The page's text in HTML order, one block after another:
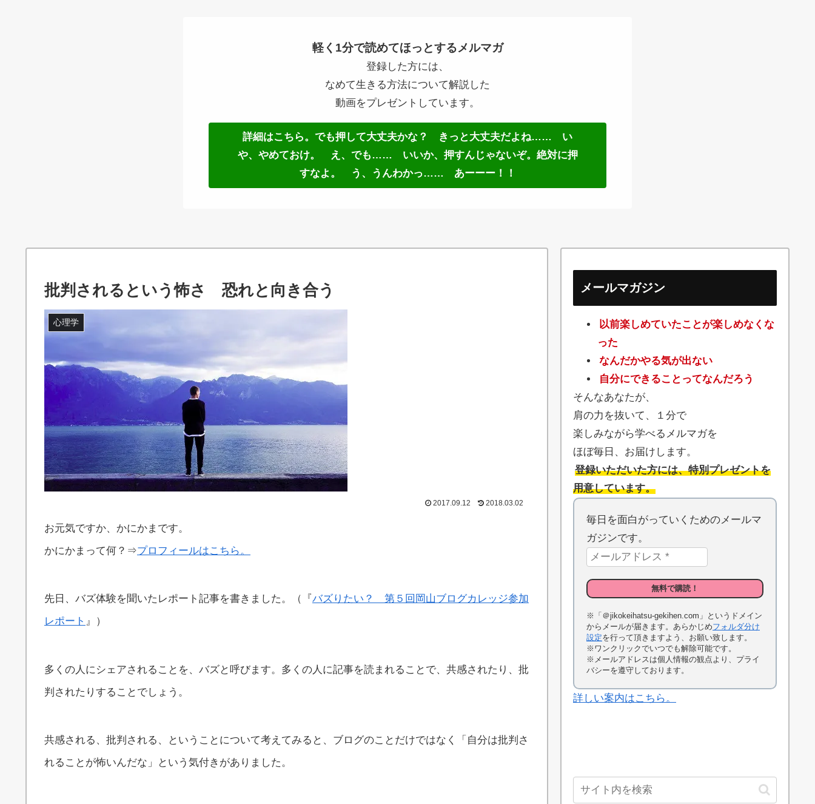
軽く1分で読めてほっとするメルマガ
登録した方には、
なめて生きる方法について解説した
動画をプレゼントしています。
詳細はこちら。でも押して大丈夫かな？ きっと大丈夫だよね…… い
や、やめておけ。 え、でも…… いいか、押すんじゃないぞ。絶対に押
すなよ。 う、うんわかっ…… あーーー！！
批判されるという怖さ 恐れと向き合う
心理学
2017.09.12 2018.03.02
お元気ですか、かにかまです。
かにかまって何？⇒プロフィールはこちら。
先日、バズ体験を聞いたレポート記事を書きました。（『バズりたい？ 第５回岡山ブログカレッジ参加
レポート 』）
多くの人にシェアされることを、バズと呼びます。多くの人に記事を読まれることで、共感されたり、批
判されたりすることでしょう。
共感される、批判される、ということについて考えてみると、ブログのことだけではなく「自分は批判さ
れることが怖いんだな」という気付きがありました。
メールマガジン
以前楽しめていたことが楽しめなくな
った
なんだかやる気が出ない
自分にできることってなんだろう
そんなあなたが、
肩の力を抜いて、１分で
楽しみながら学べるメルマガを
ほぼ毎日、お届けします。
登録いただいた方には、特別プレゼントを
用意しています。
毎日を面白がっていくためのメールマ
ガジンです。
※「＠jikokeihatsu-gekihen.com」というドメイン
からメールが届きます。あらかじめフォルダ分け
設定を行って頂きますよう、お願い致します。
※ワンクリックでいつでも解除可能です。
※メールアドレスは個人情報の観点より、プライ
バシーを遵守しております。
詳しい案内はこちら。